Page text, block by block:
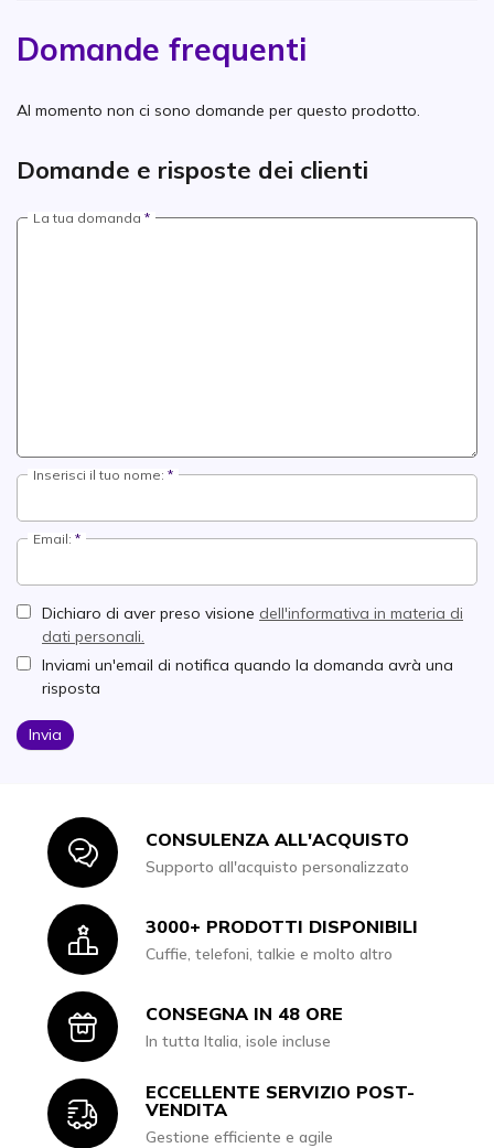
Domande frequenti
Al momento non ci sono domande per questo prodotto.
Domande e risposte dei clienti
La tua domanda
Inserisci il tuo nome:
Email:
Dichiaro di aver preso visione dell'informativa in materia di
dati personali.
Inviami un'email di notifica quando la domanda avrà una
risposta
Invia
IconCONSULENZA ALL'ACQUISTO
Supporto all'acquisto personalizzato
Icon3000+ PRODOTTI DISPONIBILI
Cuffie, telefoni, talkie e molto altro
IconCONSEGNA IN 48 ORE
In tutta Italia, isole incluse
Icon
ECCELLENTE SERVIZIO POST-
VENDITA
Gestione efficiente e agile